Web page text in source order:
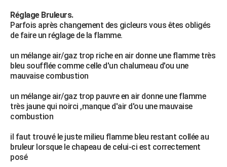
Réglage Bruleurs.
Parfois après changement des gicleurs vous êtes obligés
de faire un réglage de la flamme.
un mélange air/gaz trop riche en air donne une flamme très
bleu soufflée comme celle d'un chalumeau d'ou une
mauvaise combustion
un mélange air/gaz trop pauvre en air donne une flamme
très jaune qui noirci ,manque d'air d'ou une mauvaise
combustion
il faut trouvé le juste milieu flamme bleu restant collée au
bruleur lorsque le chapeau de celui-ci est correctement
posé